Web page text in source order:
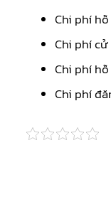
Chi phí
Chi phí
Chi phí
Chi phí